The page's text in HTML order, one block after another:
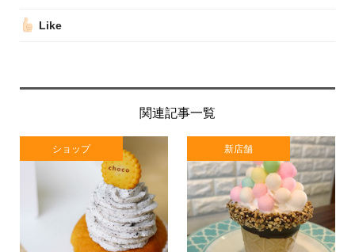
Like
関連記事一覧
ショップ 新店舗